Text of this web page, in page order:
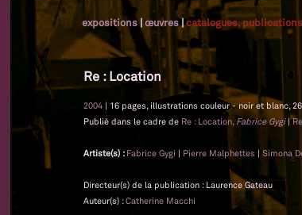
expositions|œuvres|catalogues,
Re : Location
2004 | 16 pages, illustrations couleur - noir et blanc,
Publié dans le cadre de Re : Location, Fabrice Gygi|
Artiste(s) : Fabrice Gygi | Pierre Malphettes | Simona
Directeur(s) de la publication : Laurence Gateau
Auteur(s) :Catherine Macchi